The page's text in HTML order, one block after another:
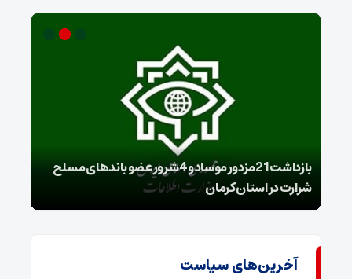
بازداشت 21مزدور موساد و 4 شرور عضو باندهای مسلح
شرارت در استان کرمان
آخرین‌های سیاست